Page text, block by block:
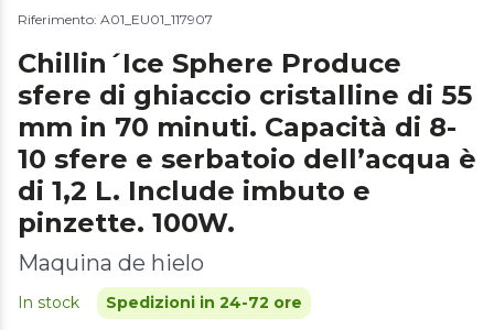
Riferimento: A01_EU01_117907
Chillin´Ice Sphere Produce
sfere di ghiaccio cristalline di 55
mm in 70 minuti. Capacità di 8-
10 sfere e serbatoio dell’acqua è
di 1,2 L. Include imbuto e
pinzette. 100W.
Maquina de hielo
In stock Spedizioni in 24-72 ore